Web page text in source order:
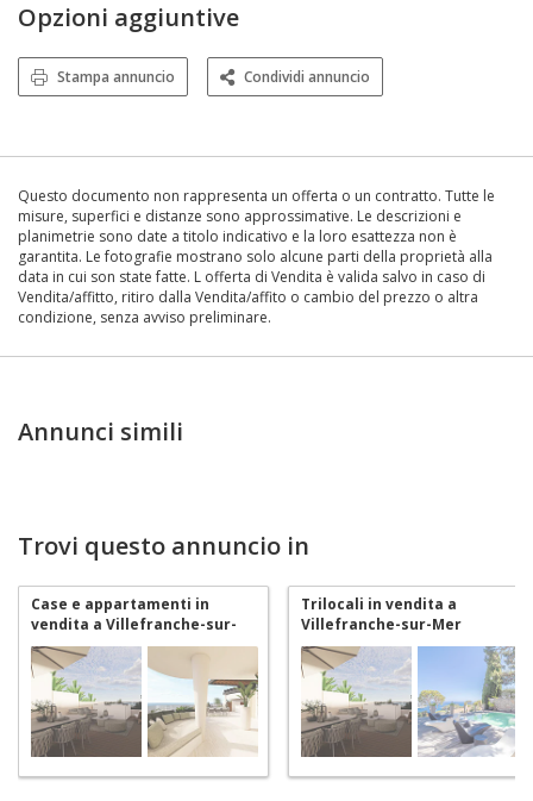
Opzioni aggiuntive
Stampa annuncio Condividi annuncio
Questo documento non rappresenta un offerta o un contratto. Tutte le
misure, superfici e distanze sono approssimative. Le descrizioni e
planimetrie sono date a titolo indicativo e la loro esattezza non è
garantita. Le fotografie mostrano solo alcune parti della proprietà alla
data in cui son state fatte. L offerta di Vendita è valida salvo in caso di
Vendita/affitto, ritiro dalla Vendita/affito o cambio del prezzo o altra
condizione, senza avviso preliminare.
Annunci simili
Trovi questo annuncio in
Case e appartamenti in
vendita a Villefranche-sur-
Mer
Trilocali in vendita a
Villefranche-sur-Mer